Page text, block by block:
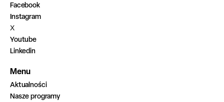
Facebook
Instagram
X
Youtube
Linkedin
Menu
Aktualności
Nasze programy